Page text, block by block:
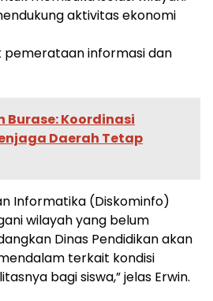
aktivitas ekonomi
pemerataan informasi dan
Burase: Koordinasi
Daerah Tetap
Informatika (Diskominfo)
wilayah yang belum
Dinas Pendidikan akan
terkait kondisi
bagi siswa,” jelas Erwin.